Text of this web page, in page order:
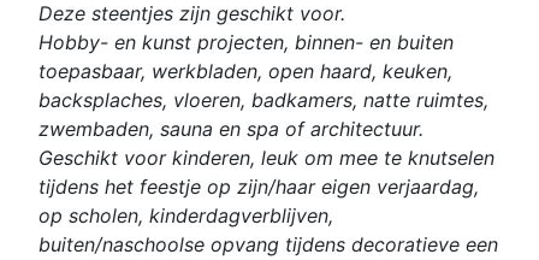
Deze steentjes zijn geschikt voor.
Hobby- en kunst projecten, binnen- en buiten
toepasbaar, werkbladen, open haard, keuken,
backsplaches, vloeren, badkamers, natte ruimtes,
zwembaden, sauna en spa of architectuur.
Geschikt voor kinderen, leuk om mee te knutselen
tijdens het feestje op zijn/haar eigen verjaardag,
op scholen, kinderdagverblijven,
buiten/naschoolse opvang tijdens decoratieve een